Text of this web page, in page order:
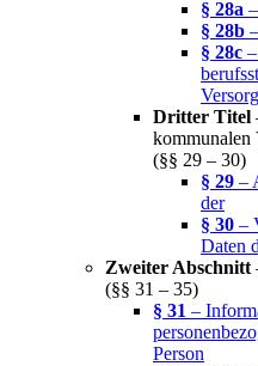
§ 28a
§ 28b
§ 28c
Dritter Titel
kommunalen
(§§ 29 – 30)
§ 29 –
der
§ 30 –
Daten
Zweiter Abschnitt
(§§ 31 – 35)
§ 31 –
Person